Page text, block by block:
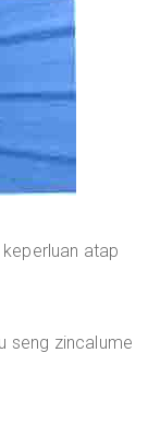
atap
seng zincalume